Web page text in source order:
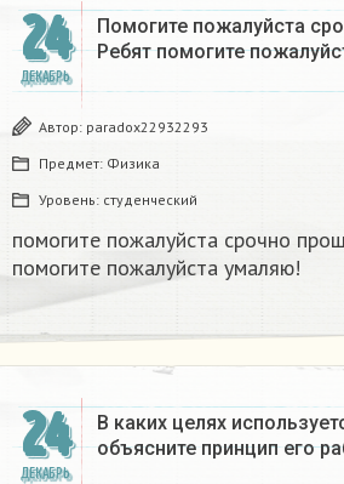
24
ДЕКАБРЬ
Помогите пожалуйста
Ребят помогите
Автор: paradox22932293
Предмет: Физика
Уровень: студенческий
помогите пожалуйста срочно
помогите пожалуйста умаляю! ​
24
ДЕКАБРЬ
В каких целях
объясните принцип его